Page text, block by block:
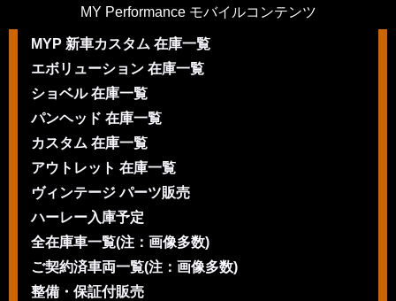
MY Performance モバイルコンテンツ
MYP 新車カスタム 在庫一覧
エボリューション 在庫一覧
ショベル 在庫一覧
パンヘッド 在庫一覧
カスタム 在庫一覧
アウトレット 在庫一覧
ヴィンテージ パーツ販売
ハーレー入庫予定
全在庫車一覧(注：画像多数)
ご契約済車両一覧(注：画像多数)
整備・保証付販売